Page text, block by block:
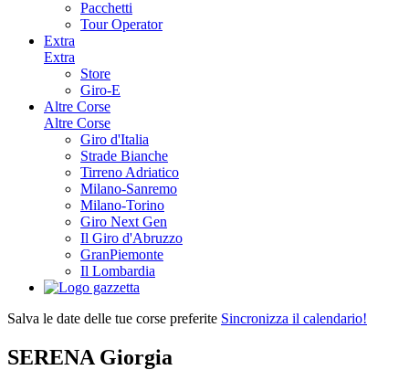
Pacchetti
Tour Operator
Extra
Extra
Store
Giro-E
Altre Corse
Altre Corse
Giro d'Italia
Strade Bianche
Tirreno Adriatico
Milano-Sanremo
Milano-Torino
Giro Next Gen
Il Giro d'Abruzzo
GranPiemonte
Il Lombardia
Salva le date delle tue corse preferite Sincronizza il calendario!
SERENA Giorgia